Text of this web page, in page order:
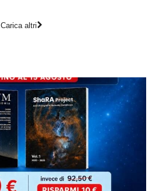
Carica altri